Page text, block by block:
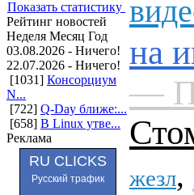
Показать статистику
Рейтинг новостей
Неделя Месяц Год
03.08.2026 - Ничего!
22.07.2026 - Ничего!
[1031] Консорциум
N...
[722] Q-Day ближе:...
[658] В Linux утве...
Реклама
RU CLICKS
Русский трафик
на
—
жезл,